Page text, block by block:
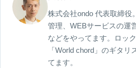
株式会社ondo 代表取締役
管理、WEBサービスの運
などをやってます。ロッ
「World chord」のギタリ
てます。